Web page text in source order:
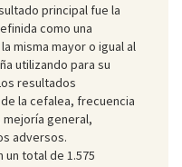
principal fue la
como una
misma mayor o igual al
utilizando para su
resultados
la cefalea, frecuencia
general,
adversos.
un total de 1.575